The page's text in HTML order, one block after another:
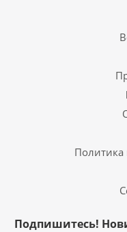
Подпишитесь!